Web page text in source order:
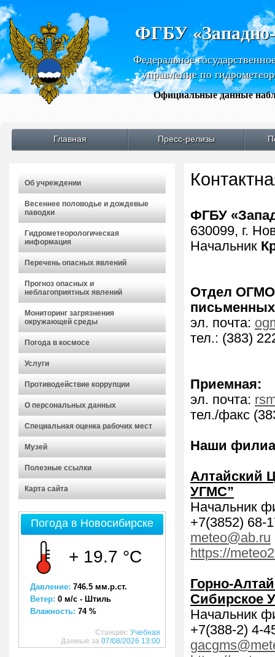
ФГБУ
Федеральное
управление по
Официальные данные
Главная Пресс-релизы
Об учреждении
Весеннее половодье и дождевые
паводки
Гидрометеорологическая
информация
Перечень опасных явлений
Прогноз опасных и
неблагоприятных явлений
Мониторинг загрязнения
окружающей среды
Погода в космосе
Услуги
Противодействие коррупции
О персональных данных
Специальная оценка рабочих мест
Музей
Полезные ссылки
Карта сайта
Погода в Новосибирске
+ 19.7 °C
Давление: 746.5 мм.р.ст.
Ветер: 0 м/с - Штиль
Влажность: 74 %
Станция: Учебная
Данные за 07/08/2026 13:00
ФГБУ
630099, г.
Начальник
Отдел
письменных
эл. почта:
тел.: (383)
Приемная:
эл. почта:
тел./факс
Наши
Алтайский
УГМС”
Начальник
+7(3852) 68-
meteo@ab.ru
https://
Горно-
Сибирское
Начальник
+7(388-2) 4-